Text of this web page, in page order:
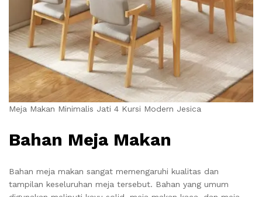
Meja Makan Minimalis Jati 4 Kursi Modern Jesica
Bahan Meja Makan
Bahan meja makan sangat memengaruhi kualitas dan
tampilan keseluruhan meja tersebut. Bahan yang umum